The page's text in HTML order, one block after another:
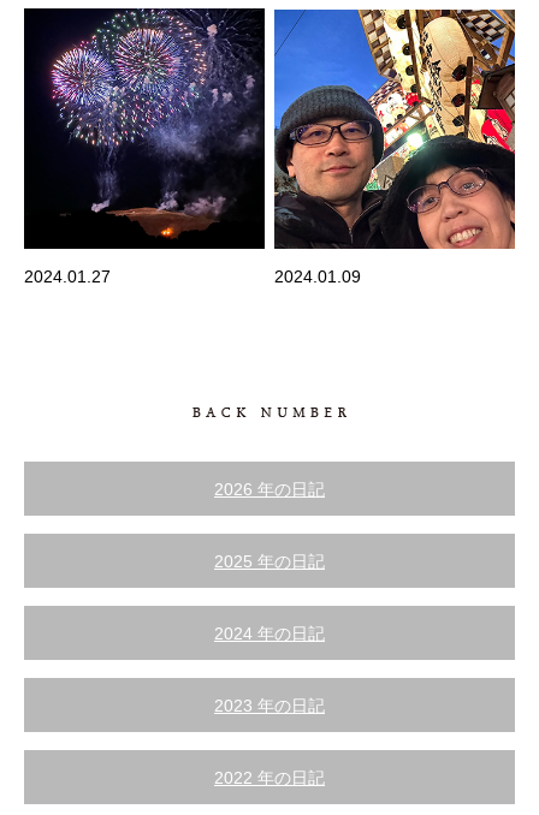
2024.01.27 2024.01.09
2026 年の日記
2025 年の日記
2024 年の日記
2023 年の日記
2022 年の日記